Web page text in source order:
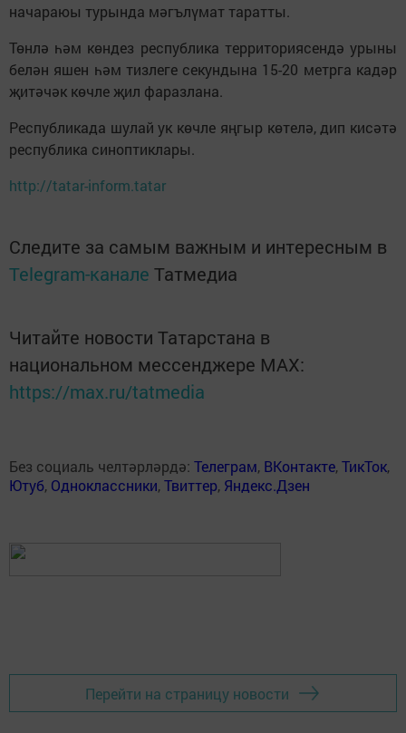
начараюы турында мәгълүмат таратты.
Төнлә һәм көндез республика территориясендә урыны
белән яшен һәм тизлеге секундына 15-20 метрга кадәр
җитәчәк көчле җил фаразлана.
Республикада шулай ук көчле яңгыр көтелә, дип кисәтә
республика синоптиклары.
http://tatar-inform.tatar
Следите за самым важным и интересным в
Telegram-канале Татмедиа
Читайте новости Татарстана в
национальном мессенджере MАХ:
https://max.ru/tatmedia
Без социаль челтәрләрдә: Телеграм, ВКонтакте,ТикТок,
Ютуб, Одноклассники,Твиттер, Яндекс.Дзен
Перейти на страницу новости